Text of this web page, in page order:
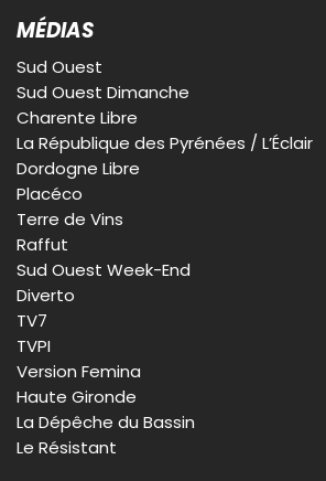
MÉDIAS
Sud Ouest
Sud Ouest Dimanche
Charente Libre
La République des Pyrénées / L’Éclair
Dordogne Libre
Placéco
Terre de Vins
Raffut
Sud Ouest Week-End
Diverto
TV7
TVPI
Version Femina
Haute Gironde
La Dépêche du Bassin
Le Résistant